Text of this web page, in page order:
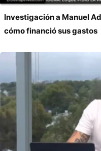
Investigación a Manuel
cómo financió sus gastos